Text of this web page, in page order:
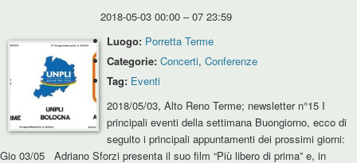
2018-05-03 00:00 –07 23:59
Luogo: Porretta Terme
Categorie: Concerti, Conferenze
Tag: Eventi
2018/05/03, Alto Reno Terme; newsletter n°15 I
principali eventi della settimana Buongiorno, ecco di
seguito i principali appuntamenti dei prossimi giorni:
Gio 03/05 Adriano Sforzi presenta il suo film “Più libero di prima” e, in